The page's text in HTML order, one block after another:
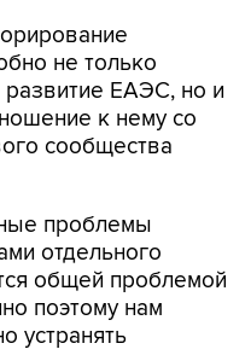
не только
ЕАЭС, но и
к нему со
сообщества
проблемы
отдельного
общей проблемой
поэтому нам
устранять